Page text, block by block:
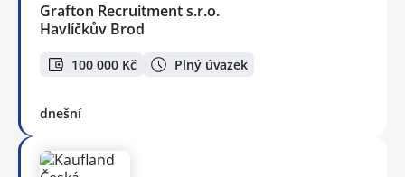
Grafton Recruitment s.r.o.
Havlíčkův Brod
100 000 Kč Plný úvazek
dnešní